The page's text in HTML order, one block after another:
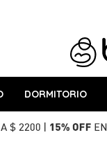
DORMITORIO